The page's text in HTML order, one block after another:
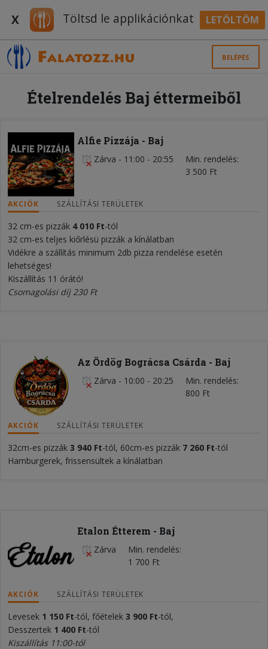
X Töltsd le applikációnkat LETÖLTÖM
BELÉPÉS
Ételrendelés Baj éttermeiből
Alfie Pizzája - Baj
Zárva - 11:00 - 20:55
Min. rendelés
3 500 Ft
AKCIÓK SZÁLLÍTÁSI TERÜLETEK
32 cm-es pizzák 4 010 Ft-tól
32 cm-es teljes kiőrlésü pizzák a kínálatban
Vidékre a szállítás minimum 2db pizza rendelése esetén
lehetséges!
Kiszállítás 11 órátó!
Csomagolási díj 230 Ft
Az Ördög Bográcsa Csárda - Baj
Zárva - 10:00 - 20:25
Min. rendelés
800 Ft
AKCIÓK SZÁLLÍTÁSI TERÜLETEK
32cm-es pizzák 3 940 Ft-tól, 60cm-es pizzák 7 260 Ft-tól
Hamburgerek, frissensültek a kínálatban
Etalon Étterem - Baj
Zárva
Min. rendelés
1 700 Ft
AKCIÓK SZÁLLÍTÁSI TERÜLETEK
Levesek 1 150 Ft-tól, főételek 3 900 Ft-tól,
Desszertek 1 400 Ft-tól
Kiszállítás 11:00-tól